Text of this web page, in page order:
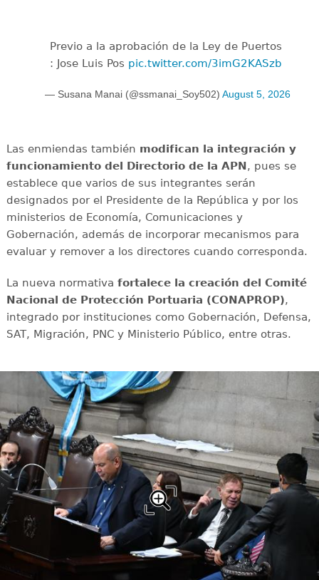
Previo a la aprobación de la Ley de Puertos
: Jose Luis Pos pic.twitter.com/3imG2KASzb
— Susana Manai (@ssmanai_Soy502) August 5, 2026
Las enmiendas también modifican la integración y
funcionamiento del Directorio de la APN , pues se
establece que varios de sus integrantes serán
designados por el Presidente de la República y por los
ministerios de Economía, Comunicaciones y
Gobernación, además de incorporar mecanismos para
evaluar y remover a los directores cuando corresponda.
La nueva normativa fortalece la creación del Comité
Nacional de Protección Portuaria (CONAPROP),
integrado por instituciones como Gobernación, Defensa,
SAT, Migración, PNC y Ministerio Público, entre otras.